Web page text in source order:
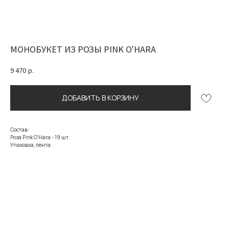
МОНОБУКЕТ ИЗ РОЗЫ PINK O'HARA
9 470 р.
ДОБАВИТЬ В КОРЗИНУ
Состав:
Роза Pink O'Hara - 19 шт
Упаковка, лента